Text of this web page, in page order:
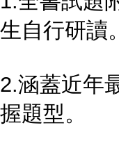
自行研讀
蓋近年最
題型。